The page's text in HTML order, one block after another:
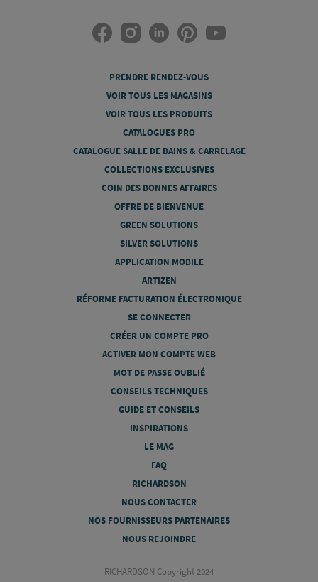
PRENDRE RENDEZ-VOUS
VOIR TOUS LES MAGASINS
VOIR TOUS LES PRODUITS
CATALOGUES PRO
CATALOGUE SALLE DE BAINS & CARRELAGE
COLLECTIONS EXCLUSIVES
COIN DES BONNES AFFAIRES
OFFRE DE BIENVENUE
GREEN SOLUTIONS
SILVER SOLUTIONS
APPLICATION MOBILE
ARTIZEN
RÉFORME FACTURATION ÉLECTRONIQUE
SE CONNECTER
CRÉER UN COMPTE PRO
ACTIVER MON COMPTE WEB
MOT DE PASSE OUBLIÉ
CONSEILS TECHNIQUES
GUIDE ET CONSEILS
INSPIRATIONS
LE MAG
FAQ
RICHARDSON
NOUS CONTACTER
NOS FOURNISSEURS PARTENAIRES
NOUS REJOINDRE
RICHARDSON Copyright 2024